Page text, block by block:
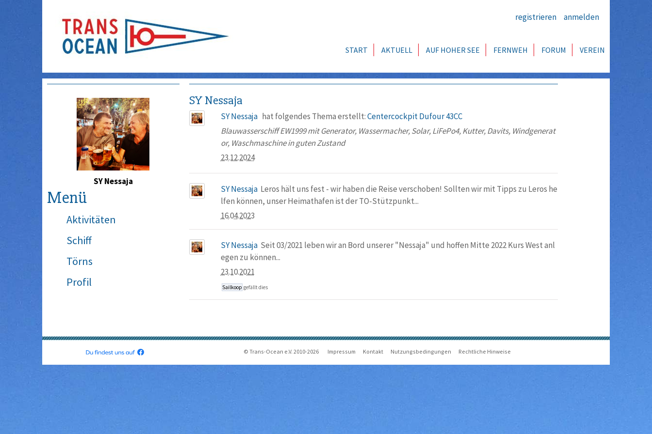
registrieren anmelden
START AKTUELL AUF HOHER SEE FERNWEH FORUM VEREIN
SY Nessaja
Menü
Aktivitäten
Schiff
Törns
Profil
SY Nessaja
SY Nessaja hat folgendes Thema erstellt:Centercockpit Dufour 43CC
Blauwasserschiff EW1999 mit Generator, Wassermacher, Solar, LiFePo4, Kutter, Davits, Windgenerat
or, Waschmaschine in guten Zustand
23.12.2024
SY Nessaja Leros hält uns fest - wir haben die Reise verschoben! Sollten wir mit Tipps zu Leros he
lfen können, unser Heimathafen ist der TO-Stützpunkt...
16.04.2023
SY Nessaja Seit 03/2021 leben wir an Bord unserer "Nessaja" und hoffen Mitte 2022 Kurs West anl
egen zu können...
23.10.2021
Sailkoop gefällt dies
© Trans-Ocean e.V. 2010-2026 Impressum Kontakt Nutzungsbedingungen Rechtliche Hinweise